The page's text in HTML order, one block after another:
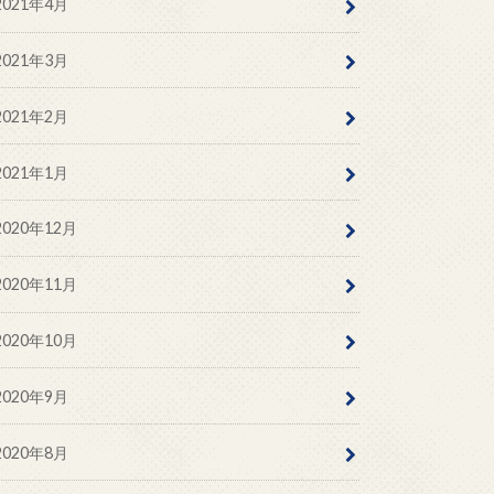
年4月
年3月
年2月
年1月
年12月
年11月
年10月
年9月
年8月